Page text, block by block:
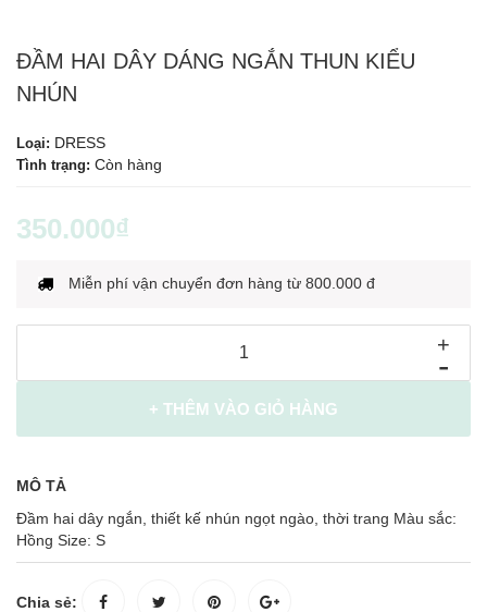
ĐẦM HAI DÂY DÁNG NGẮN THUN KIỂU
NHÚN
Loại: DRESS
Tình trạng: Còn hàng
350.000₫
Miễn phí vận chuyển đơn hàng từ 800.000 đ
-
+
+ THÊM VÀO GIỎ HÀNG
MÔ TẢ
Đầm hai dây ngắn, thiết kế nhún ngọt ngào, thời trang Màu sắc:
Hồng Size: S
Chia sẻ: